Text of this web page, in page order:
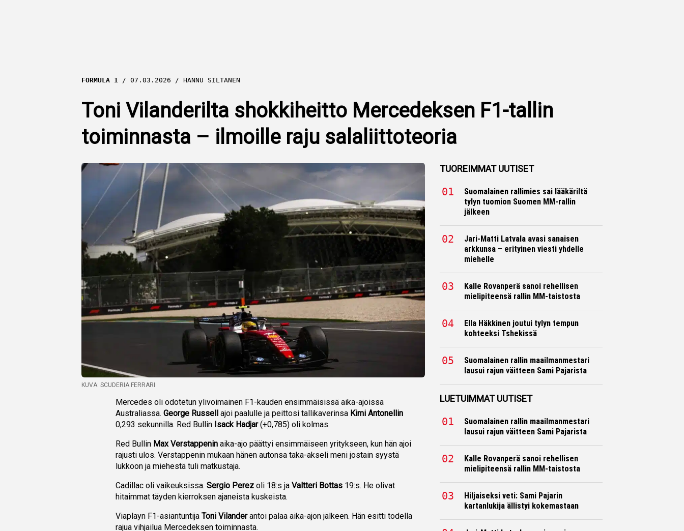
FORMULA 1 07.03.2026 HANNU SILTANEN
Toni Vilanderilta shokkiheitto Mercedeksen F1-tallin
toiminnasta – ilmoille raju salaliittoteoria
KUVA: SCUDERIA FERRARI
Mercedes oli odotetun ylivoimainen F1-kauden ensimmäisissä aika-ajoissa
Australiassa.George Russell ajoi paalulle ja peittosi tallikaverinsa Kimi Antonellin
0,293 sekunnilla. Red Bullin Isack Hadjar(+0,785) oli kolmas.
Red Bullin Max Verstappenin aika-ajo päättyi ensimmäiseen yritykseen, kun hän ajoi
rajusti ulos. Verstappenin mukaan hänen autonsa taka-akseli meni jostain syystä
lukkoon ja miehestä tuli matkustaja.
Cadillac oli vaikeuksissa.Sergio Perez oli 18:s jaValtteri Bottas 19:s. He olivat
hitaimmat täyden kierroksen ajaneista kuskeista.
Viaplayn F1-asiantuntijaToni Vilanderantoi palaa aika-ajon jälkeen. Hän esitti todella
rajua vihjailua Mercedeksen toiminnasta.
TUOREIMMAT UUTISET
Suomalainen rallimies sai lääkäriltä
tylyn tuomion Suomen MM-rallin
jälkeen
Jari-Matti Latvala avasi sanaisen
arkkunsa – erityinen viesti yhdelle
miehelle
Kalle Rovanperä sanoi rehellisen
mielipiteensä rallin MM-taistosta
Ella Häkkinen joutui tylyn tempun
kohteeksi Tshekissä
Suomalainen rallin maailmanmestari
lausui rajun väitteen Sami Pajarista
LUETUIMMAT UUTISET
Suomalainen rallin maailmanmestari
lausui rajun väitteen Sami Pajarista
Kalle Rovanperä sanoi rehellisen
mielipiteensä rallin MM-taistosta
Hiljaiseksi veti: Sami Pajarin
kartanlukija ällistyi kokemastaan